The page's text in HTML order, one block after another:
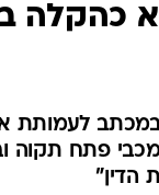
כהקלה
לעמותת
פתח תקוה
הדין"